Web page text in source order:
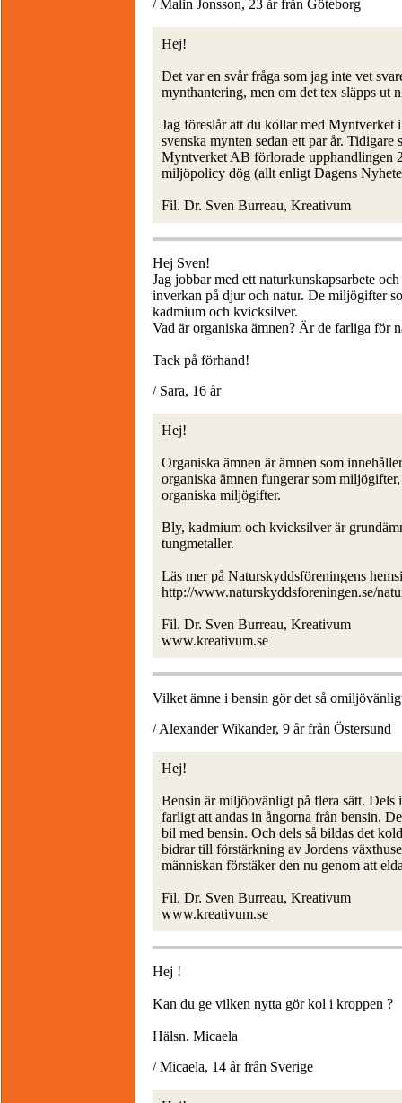
/ Malin Jonsson, 23 år från Göteborg
Hej!
Det var en svår fråga som jag inte vet
mynthantering, men om det tex släpps ut
Jag föreslår att du kollar med
svenska mynten sedan ett par år.
Myntverket AB förlorade upphandlingen
miljöpolicy dög (allt enligt Dagens
Fil. Dr. Sven Burreau, Kreativum
Hej Sven!
Jag jobbar med ett naturkunskapsarbete
inverkan på djur och natur. De miljögifter
kadmium och kvicksilver.
Vad är organiska ämnen? Är de farliga för
Tack på förhand!
/ Sara, 16 år
Hej!
Organiska ämnen är ämnen som
organiska ämnen fungerar som
organiska miljögifter.
Bly, kadmium och kvicksilver är
tungmetaller.
Läs mer på Naturskyddsföreningens
http://www.naturskyddsforeningen.se/
Fil. Dr. Sven Burreau, Kreativum
www.kreativum.se
Vilket ämne i bensin gör det så
/ Alexander Wikander, 9 år från Östersund
Hej!
Bensin är miljöovänligt på flera sätt. Dels
farligt att andas in ångorna från bensin.
bil med bensin. Och dels så bildas det
bidrar till förstärkning av Jordens
människan förstäker den nu genom att
Fil. Dr. Sven Burreau, Kreativum
www.kreativum.se
Hej !
Kan du ge vilken nytta gör kol i kroppen ?
Hälsn. Micaela
/ Micaela, 14 år från Sverige